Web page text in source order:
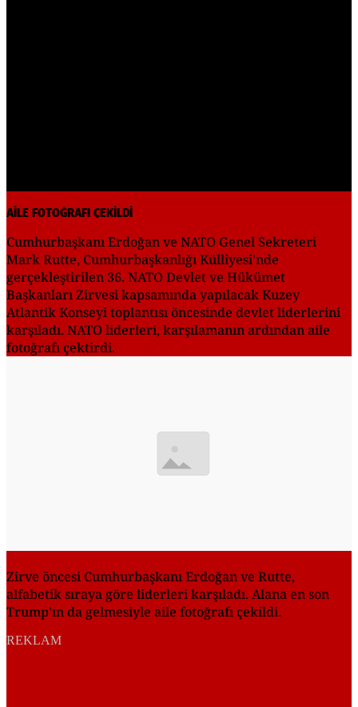
AİLE FOTOĞRAFI ÇEKİLDİ
Cumhurbaşkanı Erdoğan ve NATO Genel Sekreteri
Mark Rutte, Cumhurbaşkanlığı Külliyesi'nde
gerçekleştirilen 36.⁠ ⁠NATO Devlet ve Hükümet
Başkanları Zirvesi kapsamında yapılacak Kuzey
Atlantik Konseyi toplantısı öncesinde devlet liderlerini
karşıladı. NATO liderleri, karşılamanın ardından aile
fotoğrafı çektirdi.
Zirve öncesi Cumhurbaşkanı Erdoğan ve Rutte,
alfabetik sıraya göre liderleri karşıladı. Alana en son
Trump'ın da gelmesiyle aile fotoğrafı çekildi.
REKLAM